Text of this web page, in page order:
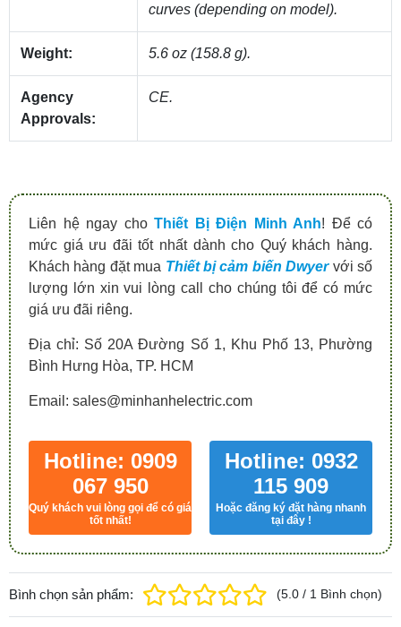
curves (depending on model).
Weight: 5.6 oz (158.8 g).
Agency
Approvals:
CE.
Liên hệ ngay cho Thiết Bị Điện Minh Anh! Để có
mức giá ưu đãi tốt nhất dành cho Quý khách hàng.
Khách hàng đặt mua Thiết bị cảm biến Dwyer với số
lượng lớn xin vui lòng call cho chúng tôi để có mức
giá ưu đãi riêng.
Địa chỉ: Số 20A Đường Số 1, Khu Phố 13, Phường
Bình Hưng Hòa, TP. HCM
Email: sales@minhanhelectric.com
Hotline: 0909
067 950
Quý khách vui lòng gọi để có giá
tốt nhất!
Hotline: 0932
115 909
Hoặc đăng ký đặt hàng nhanh
tại đây !
Bình chọn sản phẩm: (5.0 / 1 Bình chọn)